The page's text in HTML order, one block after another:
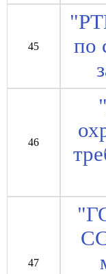
45
по
46
47